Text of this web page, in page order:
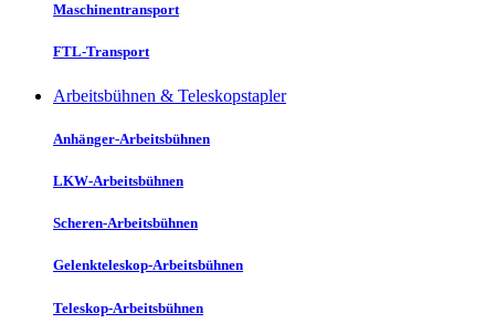
Maschinentransport
FTL-Transport
Arbeitsbühnen & Teleskopstapler
Anhänger-Arbeitsbühnen
LKW-Arbeitsbühnen
Scheren-Arbeitsbühnen
Gelenkteleskop-Arbeitsbühnen
Teleskop-Arbeitsbühnen